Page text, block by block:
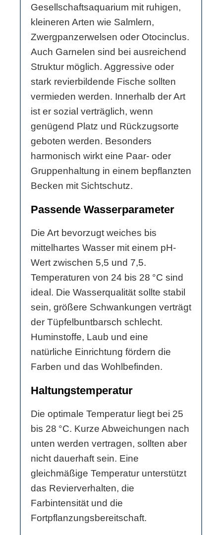
Gesellschaftsaquarium mit ruhigen,
kleineren Arten wie Salmlern,
Zwergpanzerwelsen oder Otocinclus.
Auch Garnelen sind bei ausreichend
Struktur möglich. Aggressive oder
stark revierbildende Fische sollten
vermieden werden. Innerhalb der Art
ist er sozial verträglich, wenn
genügend Platz und Rückzugsorte
geboten werden. Besonders
harmonisch wirkt eine Paar- oder
Gruppenhaltung in einem bepflanzten
Becken mit Sichtschutz.
Passende Wasserparameter
Die Art bevorzugt weiches bis
mittelhartes Wasser mit einem pH-
Wert zwischen 5,5 und 7,5.
Temperaturen von 24 bis 28 °C sind
ideal. Die Wasserqualität sollte stabil
sein, größere Schwankungen verträgt
der Tüpfelbuntbarsch schlecht.
Huminstoffe, Laub und eine
natürliche Einrichtung fördern die
Farben und das Wohlbefinden.
Haltungstemperatur
Die optimale Temperatur liegt bei 25
bis 28 °C. Kurze Abweichungen nach
unten werden vertragen, sollten aber
nicht dauerhaft sein. Eine
gleichmäßige Temperatur unterstützt
das Revierverhalten, die
Farbintensität und die
Fortpflanzungsbereitschaft.